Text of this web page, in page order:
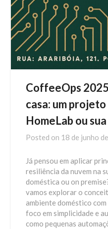
CoffeeOps
casa: um
HomeLab ou
Posted on 18 de junho
Já pensou em aplicar
resiliência da nuvem na
doméstica ou on
vamos explorar o
ambiente doméstico
foco em simplicidade e
como pequenas